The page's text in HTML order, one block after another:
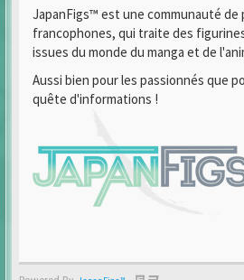
JapanFigs™ est une communauté de
francophones, qui traite des
issues du monde du manga et de
Aussi bien pour les passionnés que
quête d'informations !